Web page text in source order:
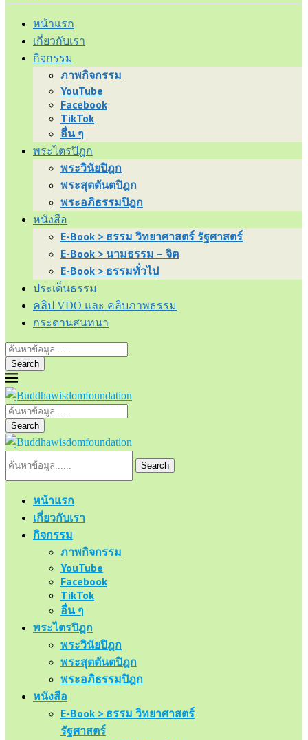
หน้าแรก
เกี่ยวกับเรา
กิจกรรม
ภาพกิจกรรม
YouTube
Facebook
TikTok
อื่น ๆ
พระไตรปิฎก
พระวินัยปิฎก
พระสุตตันตปิฎก
พระอภิธรรมปิฎก
หนังสือ
E-Book > ธรรม วิทยาศาสตร์ รัฐศาสตร์
E-Book > นามธรรม – จิต
E-Book > ธรรมทั่วไป
ประเด็นธรรม
คลิป VDO และ คลิบภาพธรรม
กระดานสนทนา
Search
Search
Search
หน้าแรก
เกี่ยวกับเรา
กิจกรรม
ภาพกิจกรรม
YouTube
Facebook
TikTok
อื่น ๆ
พระไตรปิฎก
พระวินัยปิฎก
พระสุตตันตปิฎก
พระอภิธรรมปิฎก
หนังสือ
E-Book > ธรรม วิทยาศาสตร์
รัฐศาสตร์